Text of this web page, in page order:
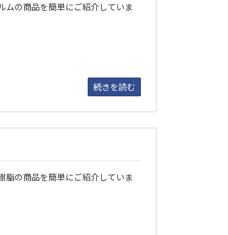
ムの商品を簡単にご紹介していま
続きを読む
脂の商品を簡単にご紹介していま